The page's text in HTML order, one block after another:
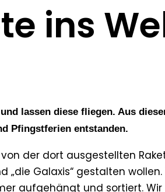
ins
lassen diese fliegen. Aus
Pfingstferien entstanden.
der dort ausgestellten
Galaxis“ gestalten
aufgehängt und sortiert.